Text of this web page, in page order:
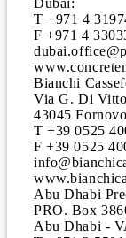
Dubai:
T +971 4
F +971 4
Bianchi
Via G. Di
43045
T +39 0525
F +39 0525
Abu Dhabi
PRO. Box
Abu Dhabi -